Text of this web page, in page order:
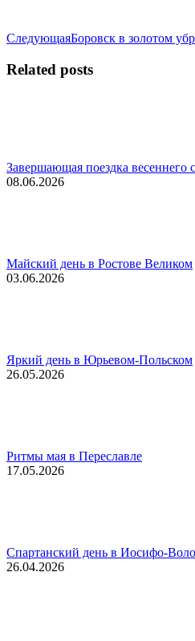
СледующаяСледующая
Боровск в золотом
Related posts
Завершающая поездка весеннего
08.06.2026
Майский день в Ростове Великом
03.06.2026
Яркий день в Юрьевом-Польском
26.05.2026
Ритмы мая в Переславле
17.05.2026
Спартанский день в Иосифо-
26.04.2026